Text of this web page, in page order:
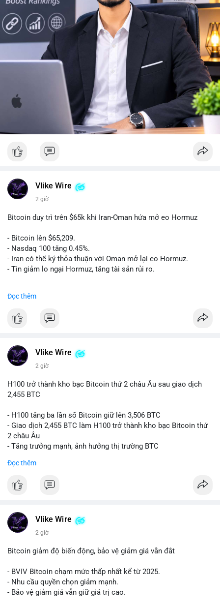
#10btc #650kusd #chotloinganhan
#tichluydaihan
#btcmempool
Vlike Wire
2 giờ
Bitcoin duy trì trên $65k khi Iran-Oman hứa mở eo Hormuz
- Bitcoin lên $65,209.
- Nasdaq 100 tăng 0.45%.
- Iran có thể ký thỏa thuận với Oman mở lại eo Hormuz.
- Tin giảm lo ngại Hormuz, tăng tài sản rủi ro.
📰 Nguồn: CoinDesk
Đọc thêm
Vlike Wire
2 giờ
H100 trở thành kho bạc Bitcoin thứ 2 châu Âu sau giao dịch
2,455 BTC
- H100 tăng ba lần số Bitcoin giữ lên 3,506 BTC
- Giao dịch 2,455 BTC làm H100 trở thành kho bạc Bitcoin thứ
2 châu Âu
- Tăng trưởng mạnh, ảnh hưởng thị trường BTC
#binancesquare
$btc
📰 Nguồn: Cointelegraph
Đọc thêm
Vlike Wire
2 giờ
Bitcoin giảm độ biến động, bảo vệ giảm giá vẫn đắt
- BVIV Bitcoin chạm mức thấp nhất kể từ 2025.
- Nhu cầu quyền chọn giảm mạnh.
- Bảo vệ giảm giá vẫn giữ giá trị cao.